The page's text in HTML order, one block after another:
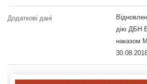
Додаткові дані
дію ДБН
наказом